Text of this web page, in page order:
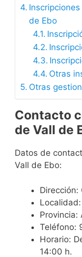
de Ebo
Otras
Otras
Contacto
de Vall de
Datos de
Vall de Ebo:
Dirección:
Provincia:
Teléfono:
Horario:
14:00 h.